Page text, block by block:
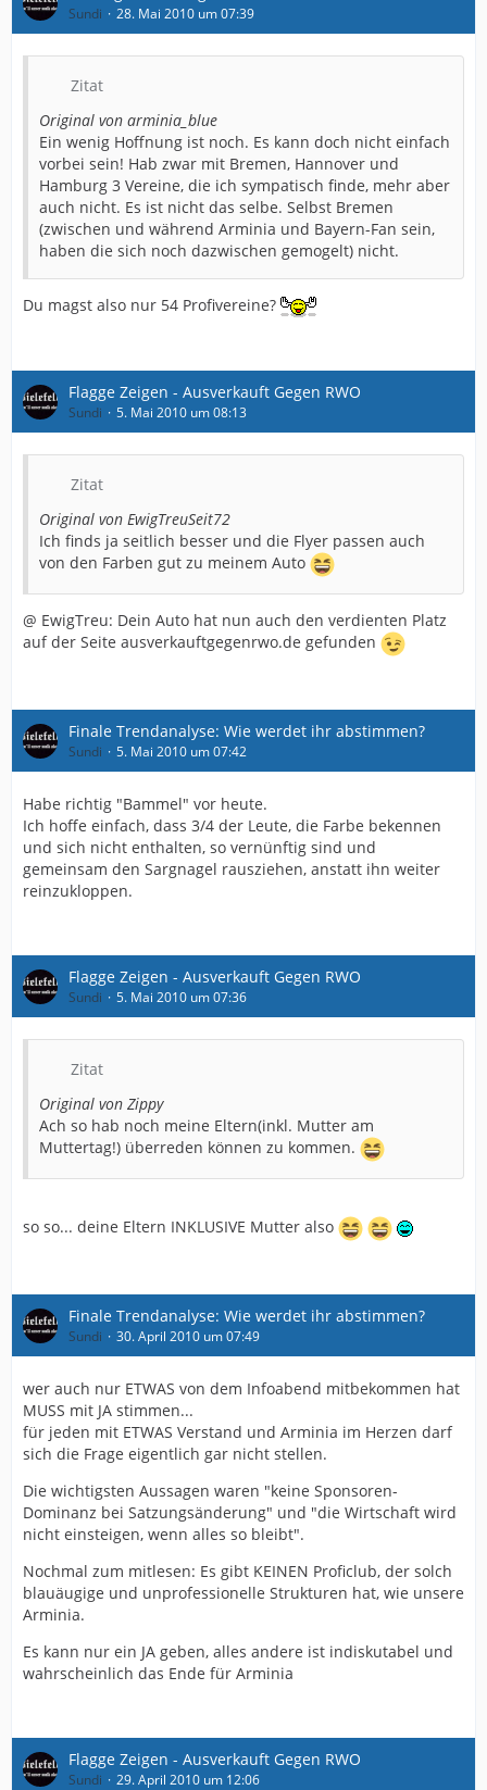
Sundi 28. Mai 2010 um 07:39
Zitat
Original von arminia_blue
Ein wenig Hoffnung ist noch. Es kann doch nicht einfach
vorbei sein! Hab zwar mit Bremen, Hannover und
Hamburg 3 Vereine, die ich sympatisch finde, mehr aber
auch nicht. Es ist nicht das selbe. Selbst Bremen
(zwischen und während Arminia und Bayern-Fan sein,
haben die sich noch dazwischen gemogelt) nicht.
Du magst also nur 54 Profivereine?
Flagge Zeigen - Ausverkauft Gegen RWO
Sundi 5. Mai 2010 um 08:13
Zitat
Original von EwigTreuSeit72
Ich finds ja seitlich besser und die Flyer passen auch
von den Farben gut zu meinem Auto
@ EwigTreu: Dein Auto hat nun auch den verdienten Platz
auf der Seite ausverkauftgegenrwo.de gefunden
Finale Trendanalyse: Wie werdet ihr abstimmen?
Sundi 5. Mai 2010 um 07:42
Habe richtig "Bammel" vor heute.
Ich hoffe einfach, dass 3/4 der Leute, die Farbe bekennen
und sich nicht enthalten, so vernünftig sind und
gemeinsam den Sargnagel rausziehen, anstatt ihn weiter
reinzukloppen.
Flagge Zeigen - Ausverkauft Gegen RWO
Sundi 5. Mai 2010 um 07:36
Zitat
Original von Zippy
Ach so hab noch meine Eltern(inkl. Mutter am
Muttertag!) überreden können zu kommen.
so so... deine Eltern INKLUSIVE Mutter also
Finale Trendanalyse: Wie werdet ihr abstimmen?
Sundi 30. April 2010 um 07:49
wer auch nur ETWAS von dem Infoabend mitbekommen hat
MUSS mit JA stimmen...
für jeden mit ETWAS Verstand und Arminia im Herzen darf
sich die Frage eigentlich gar nicht stellen.
Die wichtigsten Aussagen waren "keine Sponsoren-
Dominanz bei Satzungsänderung" und "die Wirtschaft wird
nicht einsteigen, wenn alles so bleibt".
Nochmal zum mitlesen: Es gibt KEINEN Proficlub, der solch
blauäugige und unprofessionelle Strukturen hat, wie unsere
Arminia.
Es kann nur ein JA geben, alles andere ist indiskutabel und
wahrscheinlich das Ende für Arminia
Flagge Zeigen - Ausverkauft Gegen RWO
Sundi 29. April 2010 um 12:06